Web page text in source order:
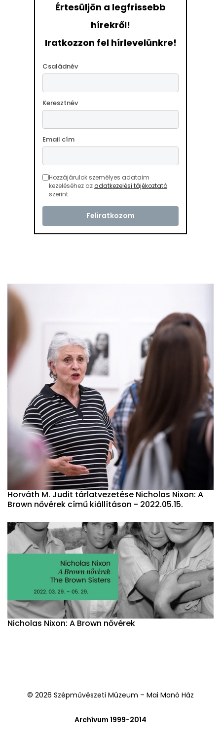
Értesüljön a legfrissebb
hírekről!
Iratkozzon fel hírlevelünkre!
Családnév
Keresztnév
Email cím
Hozzájárulok személyes adataim
kezeléséhez azadatkezelési tájékoztató
szerint.
Horváth M. Judit tárlatvezetése Nicholas Nixon: A
Brown nővérek című kiállításon - 2022.05.15.
Nicholas Nixon: A Brown nővérek
© 2026 Szépművészeti Múzeum – Mai Manó Ház
Archívum 1999-2014